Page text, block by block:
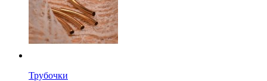
Трубочки